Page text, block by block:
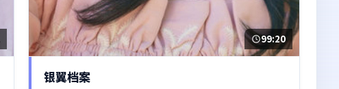
99:20
银翼档案